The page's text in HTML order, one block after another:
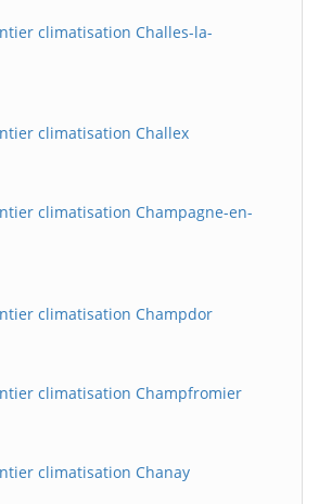
climatisation Challes-la-
climatisation Challex
climatisation Champagne-en-
climatisation Champdor
climatisation Champfromier
climatisation Chanay